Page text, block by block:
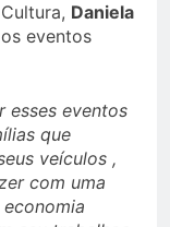
Daniela
eventos
esses eventos
que
veículos ,
com uma